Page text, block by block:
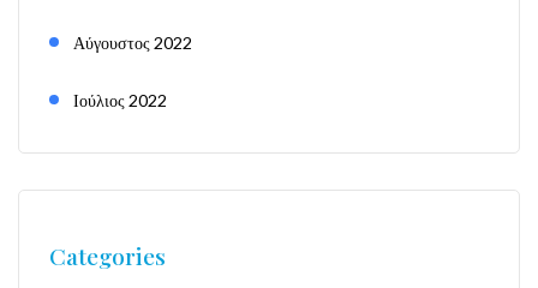
Αύγουστος 2022
Ιούλιος 2022
Categories